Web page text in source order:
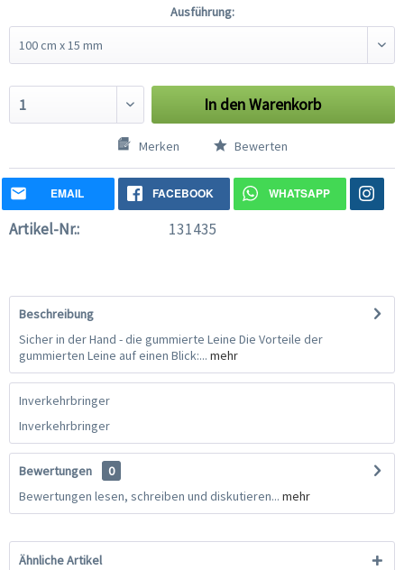
Ausführung:
In denWarenkorb
Merken Bewerten
EMAIL FACEBOOK WHATSAPP
Artikel-Nr.: 131435
Beschreibung
Sicher in der Hand - die gummierte Leine Die Vorteile der
gummierten Leine auf einen Blick:... mehr
Inverkehrbringer
Inverkehrbringer
Bewertungen
0
Bewertungen lesen, schreiben und diskutieren... mehr
Ähnliche Artikel